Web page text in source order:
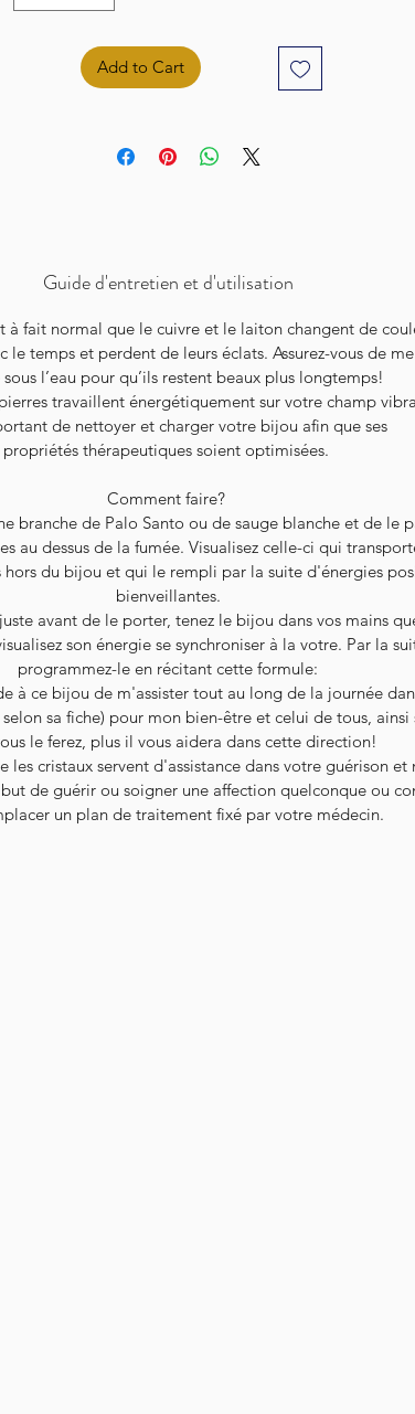
Add to Cart
Guide d'entretien et d'utilisation
à fait normal que le cuivre et le laiton changent de
le temps et perdent de leurs éclats. Assurez-vous de
l’eau pour qu’ils restent beaux plus longtemps!
travaillent énergétiquement sur votre champ
de nettoyer et charger votre bijou afin que ses
propriétés thérapeutiques soient optimisées.
Comment faire?
branche de Palo Santo ou de sauge blanche et de le
au dessus de la fumée. Visualisez celle-ci qui
hors du bijou et qui le rempli par la suite d'énergies
bienveillantes.
avant de le porter, tenez le bijou dans vos mains
son énergie se synchroniser à la votre. Par la
programmez-le en récitant cette formule:
à ce bijou de m'assister tout au long de la journée
sa fiche) pour mon bien-être et celui de tous,
le ferez, plus il vous aidera dans cette direction!
les cristaux servent d'assistance dans votre guérison et
de guérir ou soigner une affection quelconque ou
un plan de traitement fixé par votre médecin.